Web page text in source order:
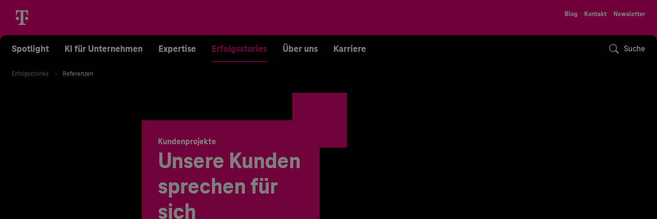
Blog Kontakt Newsletter
Spotlight KI für Unternehmen Expertise Erfolgsstories Über uns Karriere Suche
Erfolgsstories Referenzen
Kundenprojekte
Unsere Kunden
sprechen für
sich